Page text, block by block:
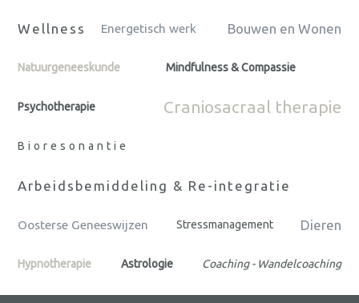
Wellness Energetisch werk Bouwen en Wonen
Natuurgeneeskunde Mindfulness & Compassie
Psychotherapie Craniosacraal therapie
Bioresonantie
Arbeidsbemiddeling & Re-integratie
Oosterse Geneeswijzen Stressmanagement Dieren
Hypnotherapie Astrologie Coaching - Wandelcoaching